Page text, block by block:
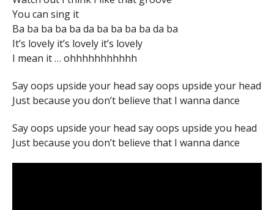
You can sing it
Ba ba ba ba ba da ba ba ba ba da ba
It’s lovely it’s lovely it’s lovely
I mean it … ohhhhhhhhhhh
Say oops upside your head say oops upside your head
Just because you don’t believe that I wanna dance
Say oops upside your head say oops upside you head
Just because you don’t believe that I wanna dance